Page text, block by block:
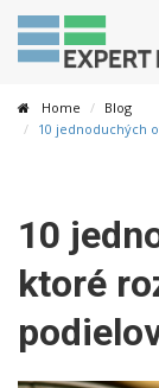
Home
Blog
10 jednoduchých
10
ktoré